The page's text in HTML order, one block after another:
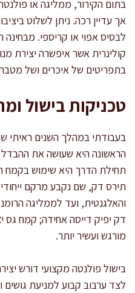
בתום הקירור, ממליגה או
אך עדיין רכה. ניתן לשלוט
לבסיס אפוי או קריספי. מבחינה
קולינרית אשר איפשרה יצירת
בתפריטים של איכרים ושל
טכניקות בישול
בעבודתי במהלך השנים ראיתי
הראשונה היא שעושה את ההבדל
תירס דק, שם נקבע מרקם
והאלגנטית, ועד לממליגה
דק יפיק דייסה אחידה; קמח גס
מורגש ועשיר יותר.
בישול פולנטה מקצועי דורש
לצד ערבוב קבוע למניעת